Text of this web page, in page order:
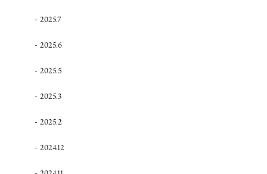
2025.7
2025.6
2025.5
2025.3
2025.2
2024.12